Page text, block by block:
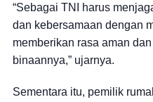
“Sebagai TNI harus
dan kebersamaan dengan
memberikan rasa aman
binaannya,” ujarnya.
Sementara itu, pemilik